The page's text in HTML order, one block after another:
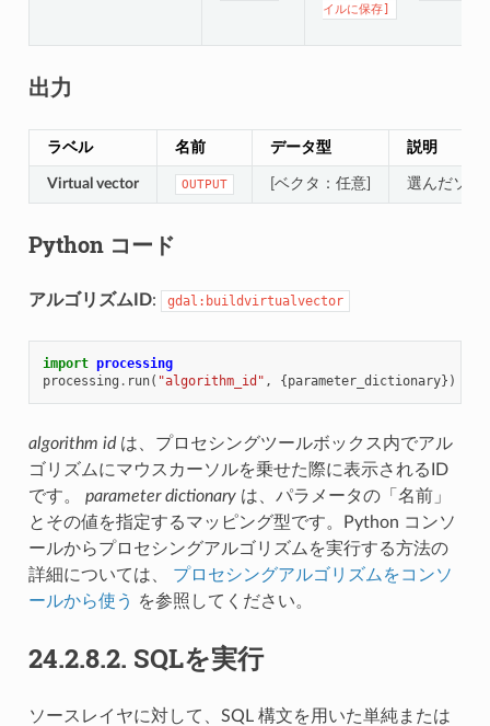
イルに保存]
出力
ラベル 名前 データ型 説明
Virtual vector OUTPUT [ベクタ：任意] 選んだソー
Python コード
アルゴリズムID: gdal:buildvirtualvector
import processing
processing . run( "algorithm_id" , {parameter_dictionary})
algorithm idは、プロセシングツールボックス内でアル
ゴリズムにマウスカーソルを乗せた際に表示されるID
です。 parameter dictionaryは、パラメータの「名前」
とその値を指定するマッピング型です。Python コンソ
ールからプロセシングアルゴリズムを実行する方法の
詳細については、 プロセシングアルゴリズムをコンソ
ールから使う
を参照してください。
24.2.8.2. SQLを実行
ソースレイヤに対して、SQL 構文を用いた単純または